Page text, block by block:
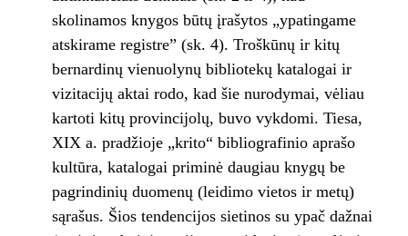
skolinamos knygos būtų įrašytos „ypatingame
atskirame registre” (sk. 4). Troškūnų ir kitų
bernardinų vienuolynų bibliotekų katalogai ir
vizitacijų aktai rodo, kad šie nurodymai, vėliau
kartoti kitų provincijolų, buvo vykdomi. Tiesa,
XIX a. pradžioje „krito“ bibliografinio aprašo
kultūra, katalogai priminė daugiau knygų be
pagrindinių duomenų (leidimo vietos ir metų)
sąrašus. Šios tendencijos sietinos su ypač dažnai